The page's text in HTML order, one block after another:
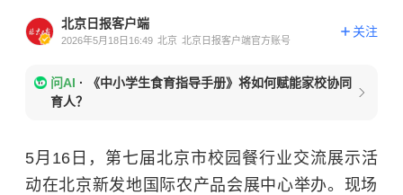
北京日报客户端
2026年5月18日16:49 北京 北京日报客户端官方账号
关注
问AI ·
《中小学生食育指导手册》将如何赋能家校协同
育人？
5月16日，第七届北京市校园 餐行业交流展示活
动在北京新发地国际农产品会展中心举办。现场